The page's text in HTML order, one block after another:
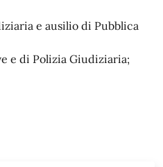
e ausilio di Pubblica
e di Polizia Giudiziaria;